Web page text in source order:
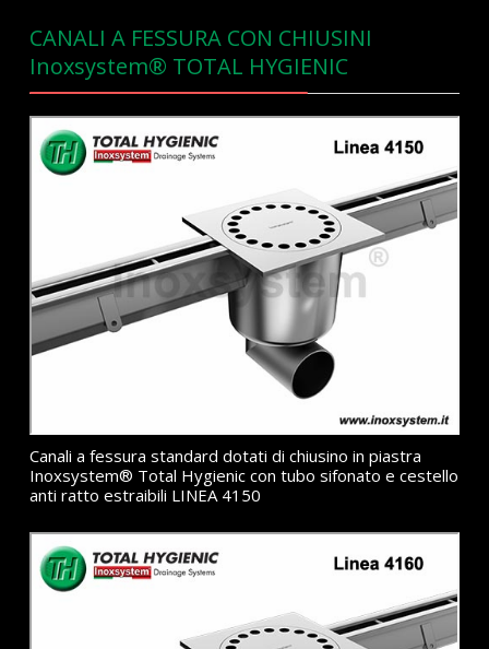
CANALI A FESSURA CON CHIUSINI
Inoxsystem® TOTAL HYGIENIC
Canali a fessura standard dotati di chiusino in piastra
Inoxsystem® Total Hygienic con tubo sifonato e cestello
anti ratto estraibili LINEA 4150